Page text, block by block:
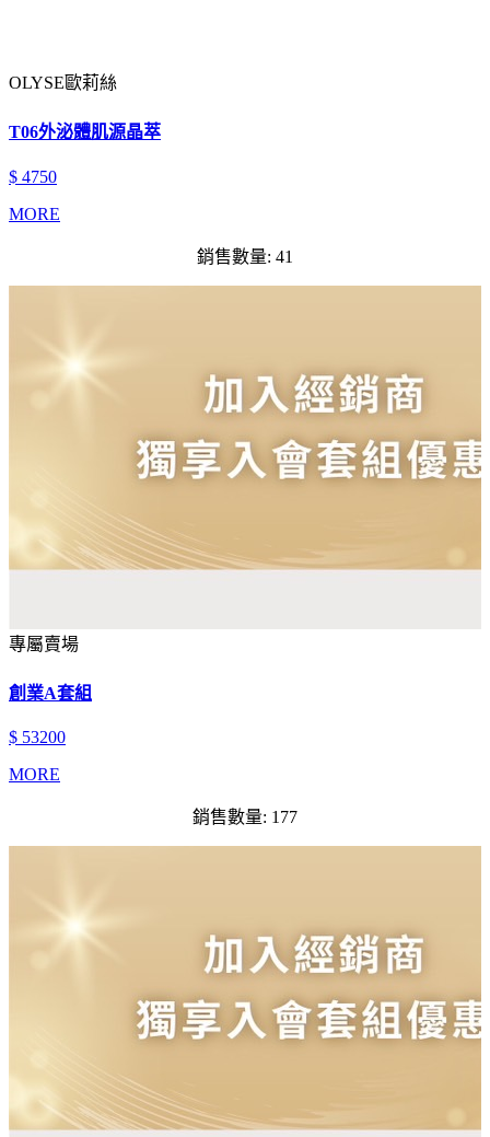
OLYSE歐莉絲
T06外泌體肌源晶萃
$ 4750
MORE
銷售數量: 41
專屬賣場
創業A套組
$ 53200
MORE
銷售數量: 177